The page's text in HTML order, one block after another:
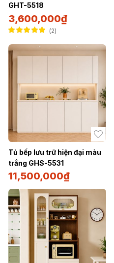
GHT-5518
3,600,000₫
5.005 sao
2
Tủ bếp lưu trữ hiện đại màu
trắng GHS-5531
11,500,000₫